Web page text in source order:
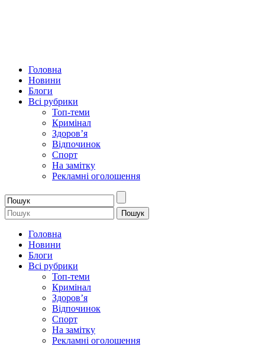
Головна
Новини
Блоги
Всі рубрики
Топ-теми
Кримінал
Здоров’я
Відпочинок
Спорт
На замітку
Рекламні оголошення
Головна
Новини
Блоги
Всі рубрики
Топ-теми
Кримінал
Здоров’я
Відпочинок
Спорт
На замітку
Рекламні оголошення